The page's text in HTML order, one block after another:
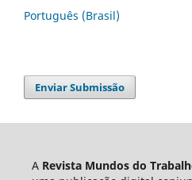
Português (Brasil)
Enviar Submissão
A Revista Mundos do